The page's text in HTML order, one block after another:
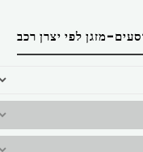
מזגן לפי יצרן רכב